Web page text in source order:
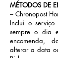
MÉTODOS DE
– Chronopost
Inclui o
sempre o dia
encomenda,
alterar a data